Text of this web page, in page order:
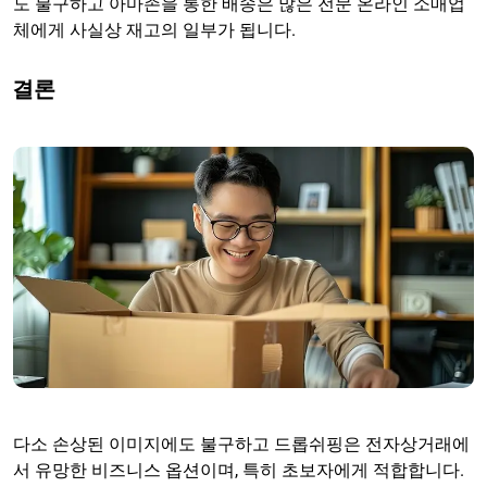
체에게 사실상 재고의 일부가 됩니다.
결론
다소 손상된 이미지에도 불구하고 드롭쉬핑은 전자상거래에
서 유망한 비즈니스 옵션이며, 특히 초보자에게 적합합니다.